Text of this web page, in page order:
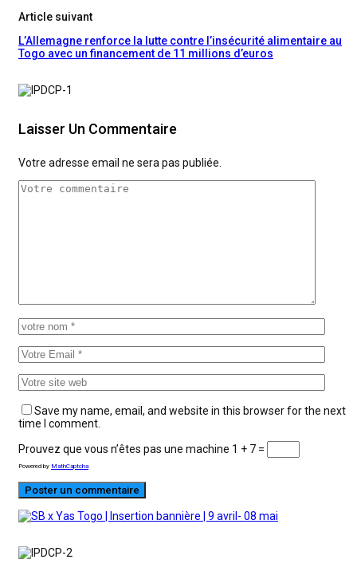
Article suivant
L’Allemagne renforce la lutte contre l’insécurité alimentaire au
Togo avec un financement de 11 millions d’euros
Laisser Un Commentaire
Votre adresse email ne sera pas publiée.
Save my name, email, and website in this browser for the next
time I comment.
Prouvez que vous n’êtes pas une machine 1 + 7 =
Powered by MathCaptcha